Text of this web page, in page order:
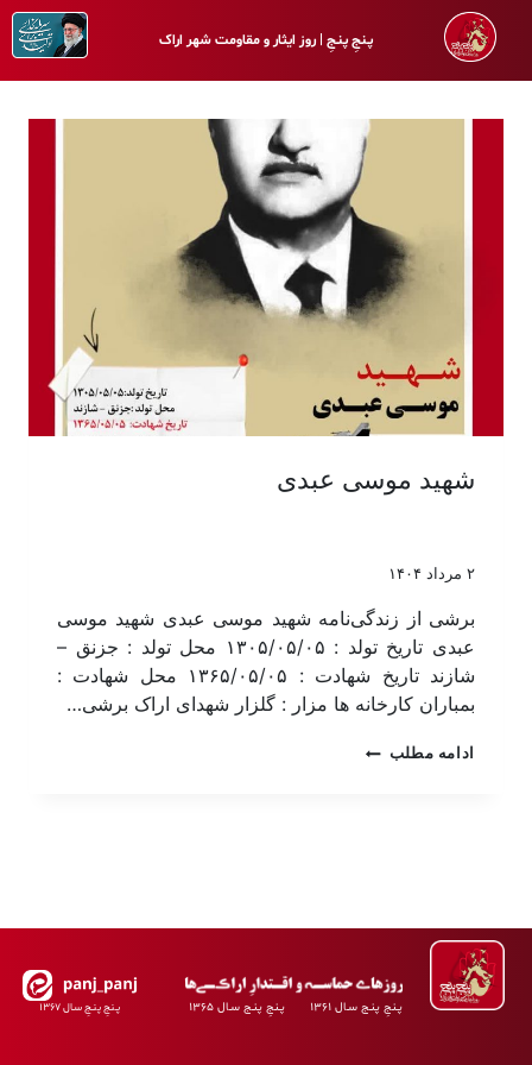
پـنجِ پنـجِ | روز ایثار و مقاومت شهر اراک
شهید موسی عبدی
۲ مرداد ۱۴۰۴
برشی از زندگی‌نامه شهید موسی عبدی شهید موسی
عبدی تاریخ تولد : ۱۳۰۵/۰۵/۰۵ محل تولد : جزنق –
شازند تاریخ شهادت : ۱۳۶۵/۰۵/۰۵ محل شهادت :
بمباران کارخانه ها مزار : گلزار شهدای اراک برشی…
ادامه مطلب
پـنجِ پنـج سـال ۱۳۶۱ پـنجِ پنـج سـال ۱۳۶۵ پـنجِ پنـجِ سـال ۱۳۶۷